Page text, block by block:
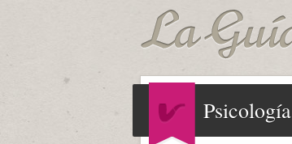
Psicología